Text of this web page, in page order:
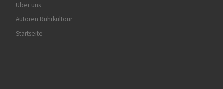
Über uns
Autoren Ruhrkultour
Startseite